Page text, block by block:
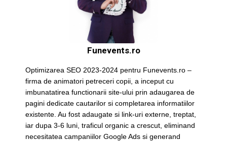
Funevents.ro
Optimizarea SEO 2023-2024 pentru Funevents.ro –
firma de animatori petreceri copii, a inceput cu
imbunatatirea functionarii site-ului prin adaugarea de
pagini dedicate cautarilor si completarea informatiilor
existente. Au fost adaugate si link-uri externe, treptat,
iar dupa 3-6 luni, traficul organic a crescut, eliminand
necesitatea campaniilor Google Ads si generand